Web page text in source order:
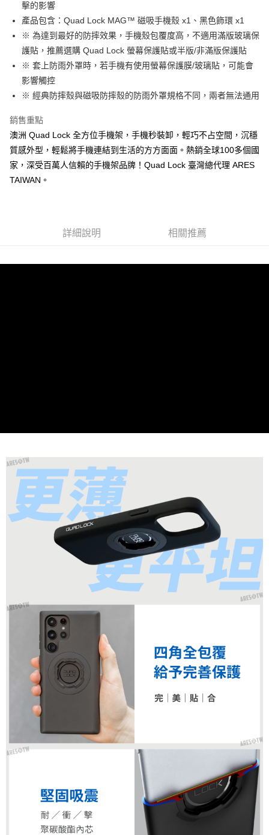
成交易。
3.實際核准額度、可分期數及費用金額請依後續交易確認頁面所載為準。
4.訂單成立30分鐘內，如未前往確認交易或遇審核未通過，訂單將自動取
消。如遇「轉專審核」未通過狀況，表示未達大哥付你分期系統評分，恕無
法說明評估內容。
1.分期款項不併入電信帳單，「大哥付你分期」於每月結算日後寄送繳費提
醒簡訊。
2.透過簡訊連結打開帳單後，可選擇「超商條碼／台灣大直營門市／銀行轉
帳／街口支付／iPASS MONEY」等通路繳費。
【注意事項】
1.本服務係由「台灣大哥大股份有限公司」（以下簡稱本公司）所提供，讓
用戶於交易時，得透過本服務購買商品或服務，並由商店將買賣／分期付款
買賣價金債權讓與本公司後，依約使用本公司帳單繳交帳款。
2.基於同意付款使用「大哥付你分期」之契約關係目的，商店將以您的個人
資料（包含姓名、電話或地址）提供予台灣大哥大進項蒐集、處理及利用，
AFTEE先享後付是「在收到商品之後才付款」的支付方式。 讓您購物簡單
便利好安心！
１．簡單：不需註冊會員、不需綁卡、不需儲值。
２．便利：只要手機號碼，簡訊認證，即可結帳。
３．安心：先確認商品／服務後，再付款。
【「AFTEE先享後付」結帳流程】
１．於結帳方式選擇「AFTEE先享後付」後，將跳轉至「AFTEE先享後付」
結帳頁面，進行簡訊認證並確認金額後，即可完成結帳。
３．收到繳費通知簡訊後14天內，點擊此簡訊中的連結，可透過四大超商／
※ 請注意：結帳手續完成當下不需立刻繳費，但若您需要取消訂單，請聯絡
購買商品的店家。未經商家同意取消之訂單仍視為有效，需透過AFTEE先享
後付繳納相關費用。
※ 交易是否成功請以「AFTEE先享後付 」之結帳頁面顯示為準，若有關於
是否繳費成功／繳費後需取消欲退款等相關疑問，請聯繫「AFTEE先享後付
易，需依本服務之必要範圍內提供個人資料，並將交易相關給付款項請求債
ATM付款
運送方式
全家取貨付款
全家純取貨
7-11取貨付款
每筆NT$60，滿NT$998(含以上)免運費
7-11純取貨
每筆NT$80，滿NT$1,300(含以上)免運費
擊的影響
產品包含：Quad Lock MAG™ 磁吸手機殼 x1、黑色飾環 x1
※ 為達到最好的防摔效果，手機殼包覆度高，不適用滿版玻璃保
護貼，推薦選購 Quad Lock 螢幕保護貼或半版/非滿版保護貼
※ 套上防雨外罩時，若手機有使用螢幕保護膜/玻璃貼，可能會
影響觸控
※ 經典防摔殼與磁吸防摔殼的防雨外罩規格不同，兩者無法通用
銷售重點
澳洲 Quad Lock 全方位手機架，手機秒裝卸，輕巧不占空間，沉穩
質感外型，輕鬆將手機連結到生活的方方面面。熱銷全球100多個國
家，深受百萬人信賴的手機架品牌！Quad Lock 臺灣總代理 ARES
TAIWAN。
詳細說明 相關推薦